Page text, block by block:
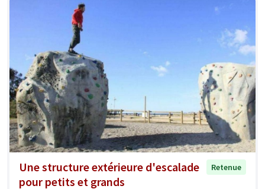
Une structure extérieure d'escalade
pour petits et grands
Retenue